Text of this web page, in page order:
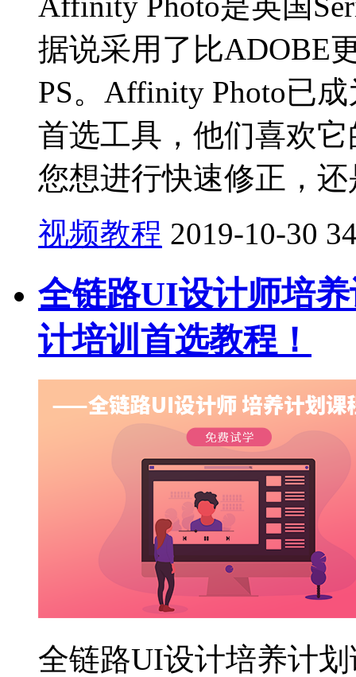
据说采用了比ADOBE
PS。Affinity Photo已
首选工具，他们喜欢
您想进行快速修正，
视频教程 2019-10-30
全链路UI设计师培
计培训首选教程！
全链路UI设计培养计